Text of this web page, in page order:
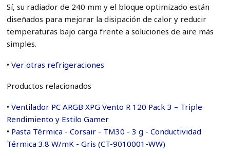
Sí, su radiador de 240 mm y el bloque optimizado están
diseñados para mejorar la disipación de calor y reducir
temperaturas bajo carga frente a soluciones de aire más
simples.
• Ver otras refrigeraciones
Productos relacionados
• Ventilador PC ARGB XPG Vento R 120 Pack 3 – Triple
Rendimiento y Estilo Gamer
• Pasta Térmica - Corsair - TM30 - 3 g - Conductividad
Térmica 3.8 W/mK - Gris (CT-9010001-WW)